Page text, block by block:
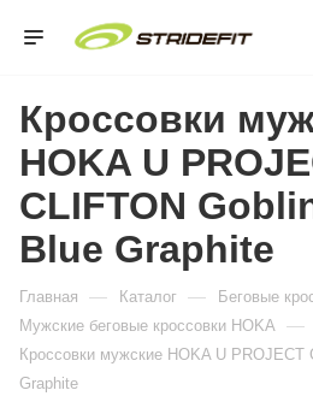
Кроссовки
HOKA U
CLIFTON
Blue Graphite
Главная — Каталог — Беговые
Мужские беговые кроссовки HOKA —
Кроссовки мужские HOKA U
Graphite